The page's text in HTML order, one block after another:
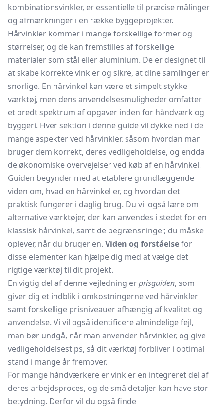
kombinationsvinkler, er essentielle til præcise målinger
og afmærkninger i en række byggeprojekter.
Hårvinkler kommer i mange forskellige former og
størrelser, og de kan fremstilles af forskellige
materialer som stål eller aluminium. De er designet til
at skabe korrekte vinkler og sikre, at dine samlinger er
snorlige. En hårvinkel kan være et simpelt stykke
værktøj, men dens anvendelsesmuligheder omfatter
et bredt spektrum af opgaver inden for håndværk og
byggeri. Hver sektion i denne guide vil dykke ned i de
mange aspekter ved hårvinkler, såsom hvordan man
bruger dem korrekt, deres vedligeholdelse, og endda
de økonomiske overvejelser ved køb af en hårvinkel.
Guiden begynder med at etablere grundlæggende
viden om, hvad en hårvinkel er, og hvordan det
praktisk fungerer i daglig brug. Du vil også lære om
alternative værktøjer, der kan anvendes i stedet for en
klassisk hårvinkel, samt de begrænsninger, du måske
oplever, når du bruger en. Viden og forståelsefor
disse elementer kan hjælpe dig med at vælge det
rigtige værktøj til dit projekt.
En vigtig del af denne vejledning erprisguiden, som
giver dig et indblik i omkostningerne ved hårvinkler
samt forskellige prisniveauer afhængig af kvalitet og
anvendelse. Vi vil også identificere almindelige fejl,
man bør undgå, når man anvender hårvinkler, og give
vedligeholdelsestips, så dit værktøj forbliver i optimal
stand i mange år fremover.
For mange håndværkere er vinkler en integreret del af
deres arbejdsproces, og de små detaljer kan have stor
betydning. Derfor vil du også finde